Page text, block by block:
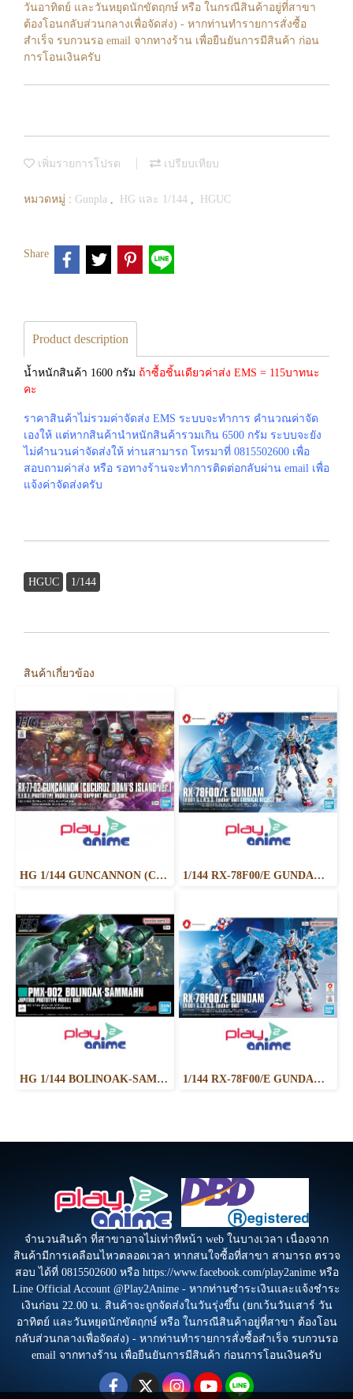
วันอาทิตย์ และวันหยุดนักขัตฤกษ์ หรือ ในกรณีสินค้าอยู่ที่สาขา
ต้องโอนกลับส่วนกลางเพื่อจัดส่ง) - หากท่านทำรายการสั่งซื้อ
สำเร็จ รบกวนรอ email จากทางร้าน เพื่อยืนยันการมีสินค้า ก่อน
การโอนเงินครับ
เพิ่มรายการโปรด เปรียบเทียบ
หมวดหมู่ : Gunpla , HG และ 1/144 , HGUC
Share
Product description
น้ำหนักสินค้า 1600 กรัม ถ้าซื้อชิ้นเดียวค่าส่ง EMS = 115บาทนะ
คะ
ราคาสินค้าไม่รวมค่าจัดส่ง EMS ระบบจะทำการ คำนวณค่าจัด
เองให้ แต่หากสินค้านำหนักสินค้ารวมเกิน 6500 กรัม ระบบจะยัง
ไม่คำนวนค่าจัดส่งให้ ท่านสามารถ โทรมาที่ 0815502600 เพื่อ
สอบถามค่าส่ง หรือ รอทางร้านจะทำการติดต่อกลับผ่าน email เพื่อ
แจ้งค่าจัดส่งครับ
HGUC 1/144
สินค้าเกี่ยวข้อง
HG 1/144 GUNCANNON (CUCURUZ DOAN’S ISLAND VER.) 1/144 RX-78F00/E GUNDAM (EX-001 G.L.R.S.S. Feather UNIT) CHEMICAL RECYCLE Ver.
HG 1/144 BOLINOAK-SAMMAHN 1/144 RX-78F00/E GUNDAM （EX-001 G.L.R.S.S. Feather UNIT）
จำนวนสินค้า ที่สาขาอาจไม่เท่าทีหน้า web ในบางเวลา เนื่องจาก
สินค้ามีการเคลือนไหวตลอดเวลา หากสนใจซื้อที่สาขา สามารถ ตรวจ
สอบ ได้ที่ 0815502600 หรือ https://www.facebook.com/play2anime หรือ
Line Official Account @Play2Anime - หากท่านชำระเงินและแจ้งชำระ
เงินก่อน 22.00 น. สินค้าจะถูกจัดส่งในวันรุ่งขึ้น (ยกเว้นวันเสาร์ วัน
อาทิตย์ และวันหยุดนักขัตฤกษ์ หรือ ในกรณีสินค้าอยู่ที่สาขา ต้องโอน
กลับส่วนกลางเพื่อจัดส่ง) - หากท่านทำรายการสั่งซื้อสำเร็จ รบกวนรอ
email จากทางร้าน เพื่อยืนยันการมีสินค้า ก่อนการโอนเงินครับ